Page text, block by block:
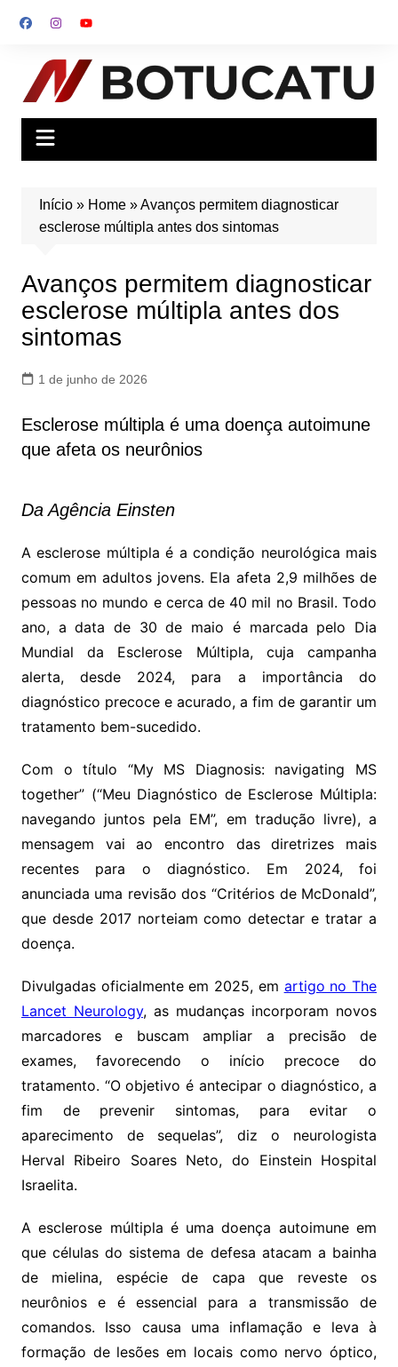
para
conteúdo
Início» Home»Avanços permitem diagnosticar
esclerose múltipla antes dos sintomas
Avanços permitem diagnosticar
esclerose múltipla antes dos
sintomas
1 de junho de 2026
Esclerose múltipla é uma doença autoimune
que afeta os neurônios
Da Agência Einsten
A esclerose múltipla é a condição neurológica mais
comum em adultos jovens. Ela afeta 2,9 milhões de
pessoas no mundo e cerca de 40 mil no Brasil. Todo
ano, a data de 30 de maio é marcada pelo Dia
Mundial da Esclerose Múltipla, cuja campanha
alerta, desde 2024, para a importância do
diagnóstico precoce e acurado, a fim de garantir um
tratamento bem-sucedido.
Com o título “My MS Diagnosis: navigating MS
together” (“Meu Diagnóstico de Esclerose Múltipla:
navegando juntos pela EM”, em tradução livre), a
mensagem vai ao encontro das diretrizes mais
recentes para o diagnóstico. Em 2024, foi
anunciada uma revisão dos “Critérios de McDonald”,
que desde 2017 norteiam como detectar e tratar a
doença.
Divulgadas oficialmente em 2025, em artigo no The
Lancet Neurology, as mudanças incorporam novos
marcadores e buscam ampliar a precisão de
exames, favorecendo o início precoce do
tratamento. “O objetivo é antecipar o diagnóstico, a
fim de prevenir sintomas, para evitar o
aparecimento de sequelas”, diz o neurologista
Herval Ribeiro Soares Neto, do Einstein Hospital
Israelita.
A esclerose múltipla é uma doença autoimune em
que células do sistema de defesa atacam a bainha
de mielina, espécie de capa que reveste os
neurônios e é essencial para a transmissão de
comandos. Isso causa uma inflamação e leva à
formação de lesões em locais como nervo óptico,